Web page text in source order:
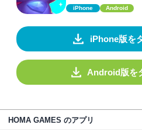
iPhone Android
iPhone版を
Android版を
HOMA GAMES のアプリ